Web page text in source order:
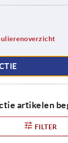
artikelen
FILTER